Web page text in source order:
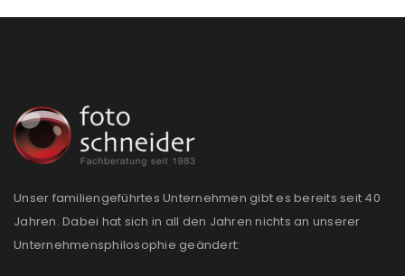
Passwort*
Anmeldeformular geschützt durch
ANMELDEN
PASSWORT VERGESSEN?
Unser familiengeführtes Unternehmen gibt es bereits seit 40
Jahren. Dabei hat sich in all den Jahren nichts an unserer
Unternehmensphilosophie geändert: